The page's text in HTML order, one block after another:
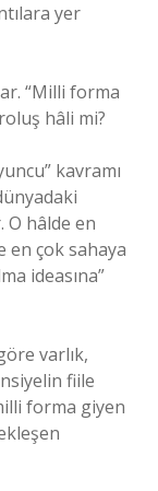
yer
“Milli forma
hâli mi?
kavramı
hâlde en
en çok sahaya
ideasına”
varlık,
fiile
forma giyen